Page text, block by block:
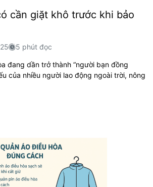
cần giặt khô trước khi bảo
5 phút đọc
đang dần trở thành “người bạn đồng
của nhiều người lao động ngoài trời, nông